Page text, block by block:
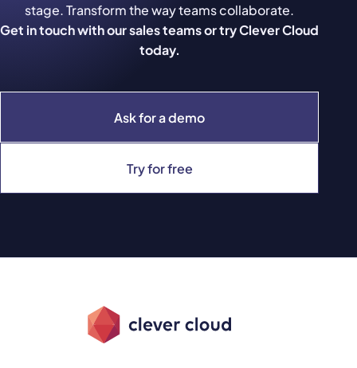
Ask for a demo
Try for free
stage. Transform the way teams collaborate.
Get in touch with our sales teams or try Clever Cloud
today.